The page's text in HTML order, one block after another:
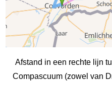
Afstand in een rechte lijn
Compascuum (zowel van